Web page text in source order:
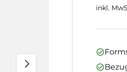
Nächste
inkl.